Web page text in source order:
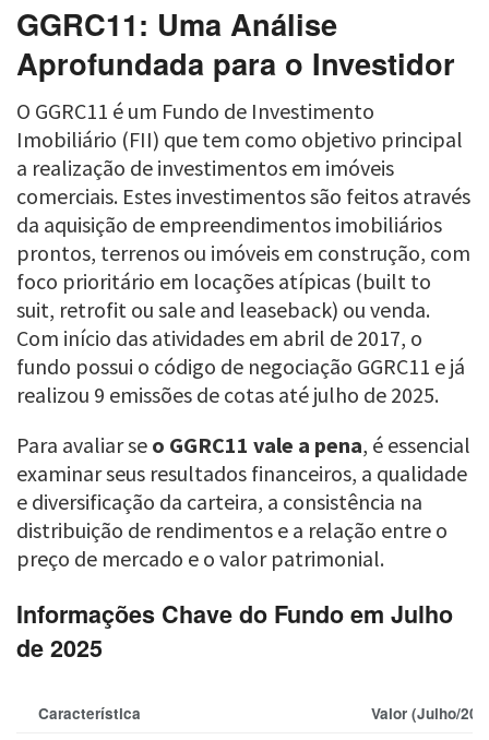
GGRC11: Uma Análise
Aprofundada para o Investidor
O GGRC11 é um Fundo de Investimento
Imobiliário (FII) que tem como objetivo principal
a realização de investimentos em imóveis
comerciais. Estes investimentos são feitos através
da aquisição de empreendimentos imobiliários
prontos, terrenos ou imóveis em construção, com
foco prioritário em locações atípicas (built to
suit, retrofit ou sale and leaseback) ou venda.
Com início das atividades em abril de 2017, o
fundo possui o código de negociação GGRC11 e já
realizou 9 emissões de cotas até julho de 2025.
Para avaliar se o GGRC11 vale a pena, é essencial
examinar seus resultados financeiros, a qualidade
e diversificação da carteira, a consistência na
distribuição de rendimentos e a relação entre o
preço de mercado e o valor patrimonial.
Informações Chave do Fundo em Julho
de 2025
Característica Valor (Julho/